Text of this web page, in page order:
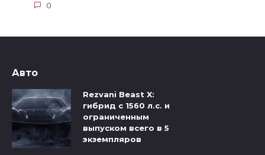
0
Авто
Rezvani Beast X:
гибрид с 1560 л.с. и
ограниченным
выпуском всего в 5
экземпляров